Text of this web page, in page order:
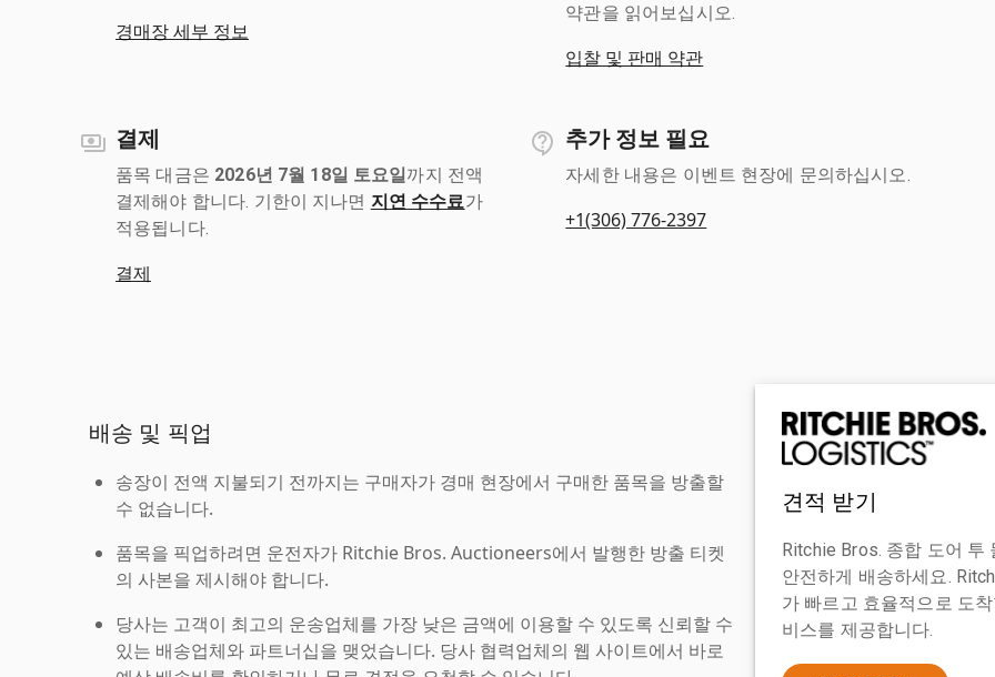
경매장 세부 정보
약관을 읽어보십시오.
입찰 및 판매 약관
결제
품목 대금은 2026년 7월 18일 토요일까지 전액
결제해야 합니다. 기한이 지나면 지연 수수료 가
적용됩니다.
결제
추가 정보 필요
자세한 내용은 이벤트 현장에 문의하십시오.
+1(306) 776-2397
배송 및 픽업
송장이 전액 지불되기 전까지는 구매자가 경매 현장에서 구매한 품목을 방출할
수 없습니다.
품목을 픽업하려면 운전자가 Ritchie Bros. Auctioneers에서 발행한 방출 티켓
의 사본을 제시해야 합니다.
당사는 고객이 최고의 운송업체를 가장 낮은 금액에 이용할 수 있도록 신뢰할 수
있는 배송업체와 파트너십을 맺었습니다. 당사 협력업체의 웹 사이트에서 바로
견적 받기
Ritchie Bros. 종합 도어 투
안전하게 배송하세요.
가 빠르고 효율적으로 도
비스를 제공합니다.